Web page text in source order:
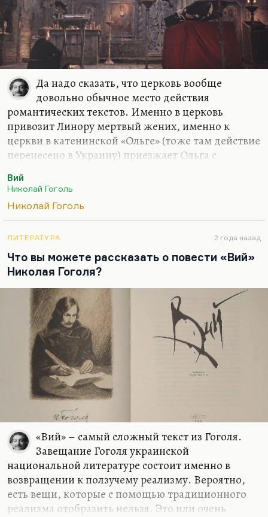
Да надо сказать, что церковь вообще
довольно обычное место действия
романтических текстов. Именно в церковь
привозит Линору мертвый жених, именно к
церкви в катенинской «Ольге» (тоже там действие
перенесено в Украину) приезжает Ольга с
молитвы, а место битвы. Место битвы нечисти со
последнюю битву выдерживает и проигрывает, –
Иное дело (и это очень странная история), что
сегодня «Вий» воспринимается совсем иначе.
Потому что у Гоголя была не только
фантастическая проза. Я бы сказал, что это проза
перформативная. Проза, которая умудряется
каким-то образом…
Вий
Николай Гоголь
Николай Гоголь
ЛИТЕРАТУРА 2 года назад
Что вы можете рассказать о повести «Вий»
Николая Гоголя?
«Вий» – самый сложный текст из Гоголя.
Завещание Гоголя украинской
национальной литературе состоит именно в
возвращении к ползучему реализму. Вероятно,
есть вещи, которые с помощью традиционного
реализма отобразить нельзя. Это или очень